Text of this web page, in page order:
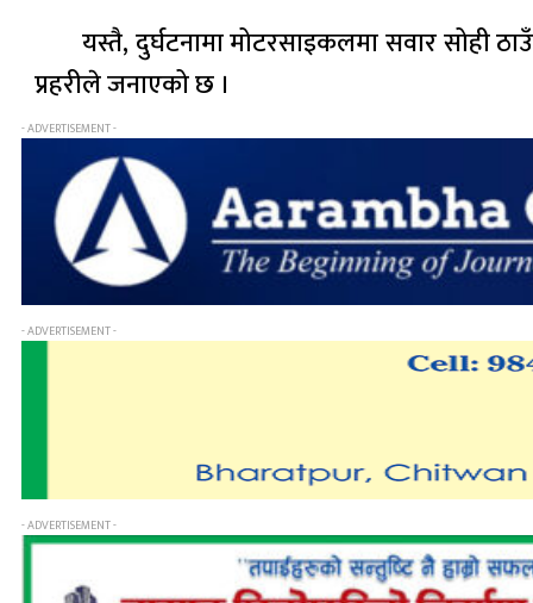
यस्तै, दुर्घटनामा मोटरसाइकलमा सवार सोही
प्रहरीले जनाएको छ ।
- ADVERTISEMENT -
- ADVERTISEMENT -
- ADVERTISEMENT -